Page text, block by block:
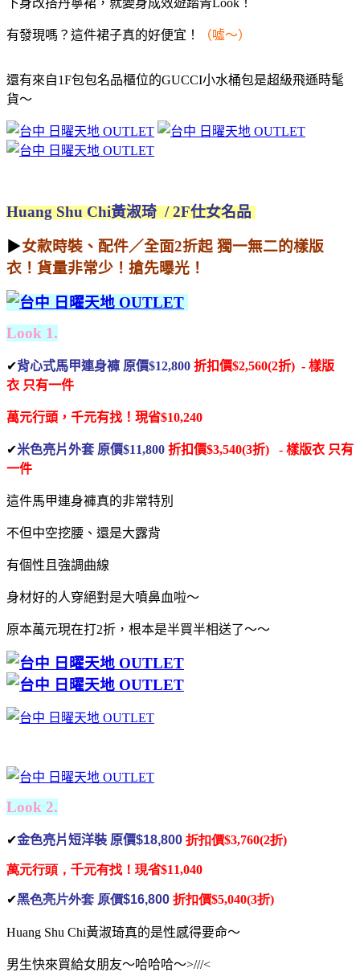
有發現嗎？這件裙子真的好便宜！ （噓～）
還有來自1F包包名品櫃位的GUCCI小水桶包是超級飛遜時髦
貨～
Huang Shu Chi黃淑琦 / 2F仕女名品
▶女款時裝、配件／全面2折起 獨一無二的樣版
衣！貨量非常少！搶先曝光！
Look 1.
✔背心式馬甲連身褲 原價$12,800 折扣價$2,560(2折) - 樣版
衣 只有一件
萬元行頭，千元有找！ 現省$10,240
✔米色亮片外套 原價$11,800 折扣價$3,540(3折) - 樣版衣 只有
一件
這件馬甲連身褲真的非常特別
不但中空挖腰、還是大露背
有個性且強調曲線
身材好的人穿絕對是大噴鼻血啦～
原本萬元現在打2折，根本是半買半相送了～～
Look 2.
✔金色亮片短洋裝 原價$18,800 折扣價$3,760(2折)
萬元行頭，千元有找！ 現省$11,040
✔黑色亮片外套 原價$16,800 折扣價$5,040(3折)
Huang Shu Chi黃淑琦真的是性感得要命～
男生快來買給女朋友～哈哈哈～>///<